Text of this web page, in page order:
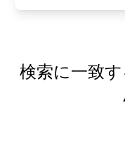
検索に一致